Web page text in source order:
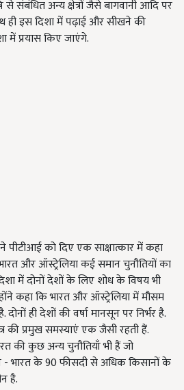
संबंधित अन्य क्षेत्रों जैसे बागवानी आदि पर
ही इस दिशा में पढ़ाई और सीखने की
में प्रयास किए जाएंगे.
को दिए एक साक्षात्कार में कहा
और ऑस्ट्रेलिया कई समान चुनौतियों का
में दोनों देशों के लिए शोध के विषय भी
कहा कि भारत और ऑस्ट्रेलिया में मौसम
ही देशों की वर्षा मानसून पर निर्भर है.
की प्रमुख समस्याएं एक जैसी रहती हैं.
की कुछ अन्य चुनौतियाँ भी हैं जो
भारत के 90 फीसदी से अधिक किसानों के
है.